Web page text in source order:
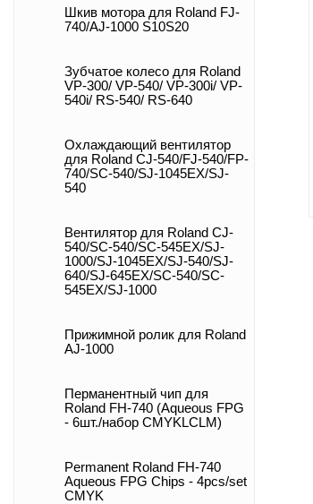
Шкив мотора для Roland FJ-
740/AJ-1000 S10S20
Зубчатое колесо для Roland
VP-300/ VP-540/ VP-300i/ VP-
540i/ RS-540/ RS-640
Охлаждающий вентилятор
для Roland CJ-540/FJ-540/FP-
740/SC-540/SJ-1045EX/SJ-
540
Вентилятор для Roland CJ-
540/SC-540/SC-545EX/SJ-
1000/SJ-1045EX/SJ-540/SJ-
640/SJ-645EX/SC-540/SC-
545EX/SJ-1000
Прижимной ролик для Roland
AJ-1000
Перманентный чип для
Roland FH-740 (Aqueous FPG
- 6шт./набор CMYKLCLM)
Permanent Roland FH-740
Aqueous FPG Chips - 4pcs/set
CMYK